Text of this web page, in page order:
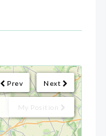
Next
Prev
My Position